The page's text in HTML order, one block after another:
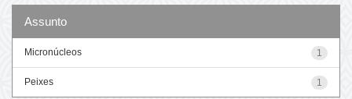
Assunto
1
Micronúcleos
1
Peixes